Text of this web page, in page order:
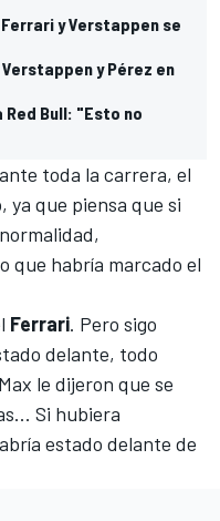
y Verstappen se
y Pérez en
Bull: "Esto no
toda la carrera, el
ya que piensa que si
que habría marcado el
Ferrari. Pero sigo
delante, todo
le dijeron que se
Si hubiera
estado delante de